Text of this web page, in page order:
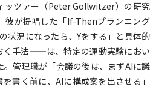
ッツァー（Peter Gollwitzer）の研究
彼が提唱した「If-Thenプランニング
状況になったら、Yをする」と具体的
く手法——は、特定の運動実験におい
管理職が「会議の後は、まずAIに議
書く前に、AIに構成案を出させる」